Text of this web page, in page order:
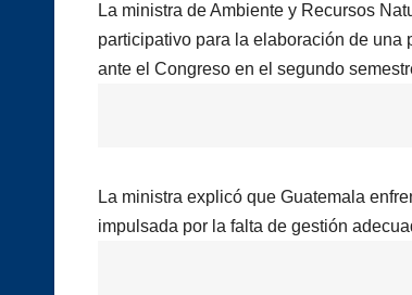
La ministra de Ambiente y Recursos
participativo para la elaboración de una
ante el Congreso en el segundo
La ministra explicó que Guatemala
impulsada por la falta de gestión